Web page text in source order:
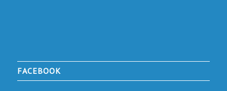
FACEBOOK